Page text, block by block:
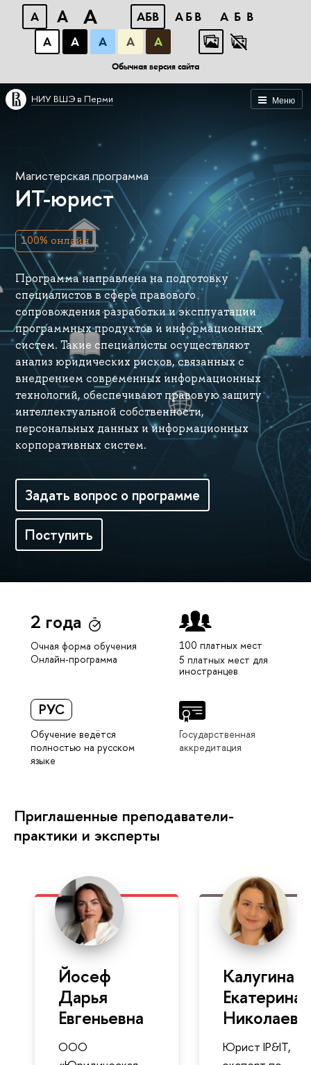
A A A АБВ АБВ
АБВ
А
А А А А
Обычная версия сайта
Меню
НИУ ВШЭ в Перми
Магистерская программа
ИТ-юрист
100% онлайн
Программа направлена на подготовку
специалистов в сфере правового
сопровождения разработки и эксплуатации
программных продуктов и информационных
систем. Такие специалисты осуществляют
анализ юридических рисков, связанных с
внедрением современных информационных
технологий, обеспечивают правовую защиту
интеллектуальной собственности,
персональных данных и информационных
корпоративных систем.
Задать вопрос о программе
Поступить
2 года
Очная форма обучения
Онлайн-программа
100 платных мест
5 платных мест для
иностранцев
РУС
Обучение ведётся
полностью на русском
языке
Государственная
аккредитация
Приглашенные преподаватели-
практики и эксперты
Йосеф
Дарья
Евгеньевна
ООО
Калугина
Екатерина
Юрист IP&IT,